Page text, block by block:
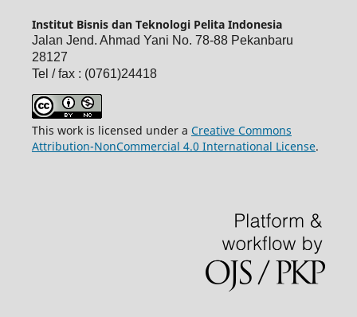
Institut Bisnis dan Teknologi Pelita Indonesia
Jalan Jend. Ahmad Yani No. 78-88 Pekanbaru
28127
Tel / fax : (0761)24418
This work is licensed under a Creative Commons
Attribution-NonCommercial 4.0 International License.